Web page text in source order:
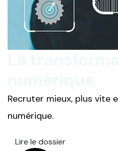
Recruter mieux, plus vite
numérique.
Lire le dossier